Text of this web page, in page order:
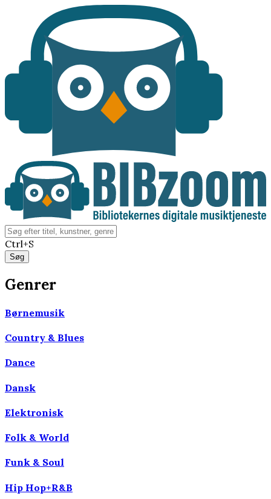
Ctrl+S
Genrer
Børnemusik
Country & Blues
Dance
Dansk
Elektronisk
Folk & World
Funk & Soul
Hip Hop+R&B